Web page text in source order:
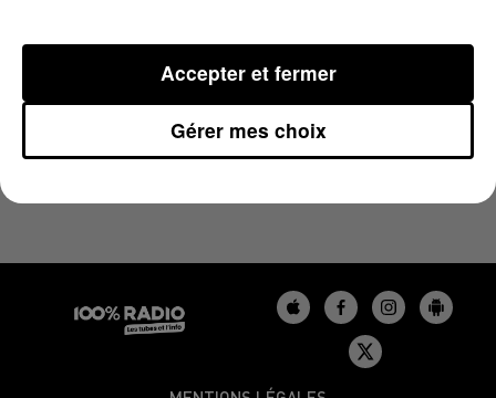
Gérer mes choix
Accepter et fermer